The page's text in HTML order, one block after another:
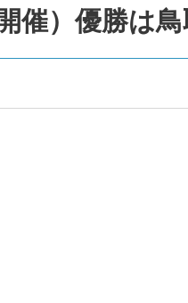
催）優勝は鳥